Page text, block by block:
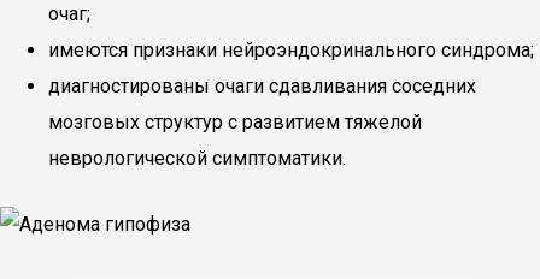
очаг;
имеются признаки нейроэндокринального синдрома;
диагностированы очаги сдавливания соседних
мозговых структур с развитием тяжелой
неврологической симптоматики.